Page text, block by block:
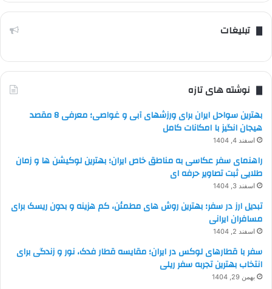
تبلیغات
نوشته های تازه
بهترین سواحل ایران برای ورزشهای آبی و غواصی؛ معرفی 8 مقصد
هیجان انگیز با امکانات کامل
اسفند 4, 1404
راهنمای سفر عکاسی به مناطق خاص ایران؛ بهترین لوکیشن ها و زمان
طلایی ثبت تصاویر حرفه ای
اسفند 3, 1404
تبدیل ارز در سفر؛ بهترین روش های مطمئن، کم هزینه و بدون ریسک برای
مسافران ایرانی
اسفند 2, 1404
سفر با قطارهای لوکس در ایران؛ مقایسه قطار فدک، نور و زندگی برای
انتخاب بهترین تجربه سفر ریلی
بهمن 29, 1404